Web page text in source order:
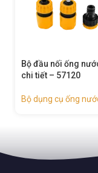
Đầu nối ống nước
inch – 57163
Bộ dụng cụ ống